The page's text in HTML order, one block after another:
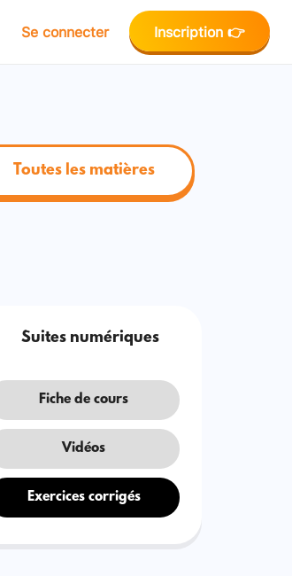
Se connecter Inscription 👉
Toutes les matières
Suites numériques
Fiche de cours
Vidéos
Exercices corrigés